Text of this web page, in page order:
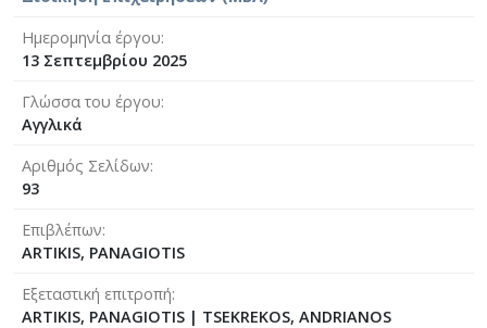
Ημερομηνία έργου
13 Σεπτεμβρίου 2025
Γλώσσα του έργου
Αγγλικά
Αριθμός Σελίδων
93
Επιβλέπων
ARTIKIS, PANAGIOTIS
Εξεταστική επιτροπή
ARTIKIS, PANAGIOTIS | TSEKREKOS, ANDRIANOS